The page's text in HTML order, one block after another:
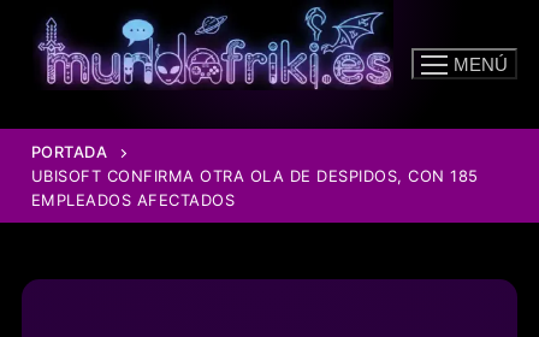
contenido
MENÚ
PORTADA
UBISOFT CONFIRMA OTRA OLA DE DESPIDOS, CON 185
EMPLEADOS AFECTADOS